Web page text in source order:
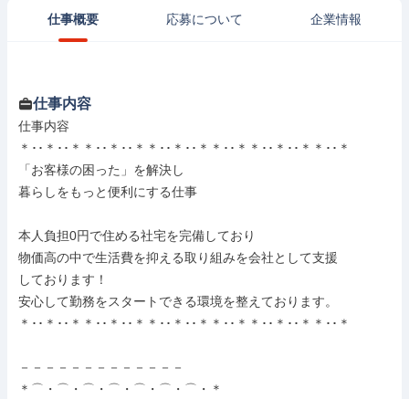
仕事概要 応募について 企業情報
仕事内容
仕事内容
＊･･＊･･＊＊･･＊･･＊＊･･＊･･＊＊･･＊＊･･＊･･＊＊･･＊
「お客様の困った」を解決し
暮らしをもっと便利にする仕事
本人負担0円で住める社宅を完備しており
物価高の中で生活費を抑える取り組みを会社として支援
しております！
安心して勤務をスタートできる環境を整えております。
＊･･＊･･＊＊･･＊･･＊＊･･＊･･＊＊･･＊＊･･＊･･＊＊･･＊
－－－－－－－－－－－－－
＊⌒・⌒・⌒・⌒・⌒・⌒・⌒・＊